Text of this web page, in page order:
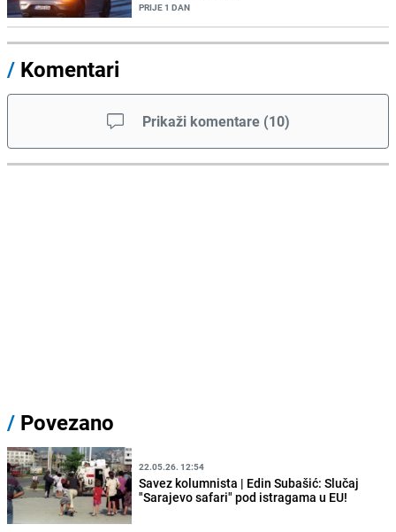
PRIJE 1 DAN
/ Komentari
Prikaži komentare (10)
/ Povezano
22.05.26. 12:54
Savez kolumnista | Edin Subašić: Slučaj
"Sarajevo safari" pod istragama u EU!